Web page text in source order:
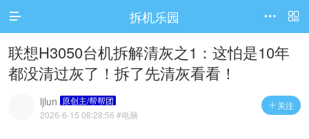
访问电脑版
 拆机乐园 

联想H3050台机拆解清灰之1：这怕是10年
都没清过灰了！拆了先清灰看看！
 关注
ljlun 原创主/帮帮团
2026-6-15 08:28:56 #电脑